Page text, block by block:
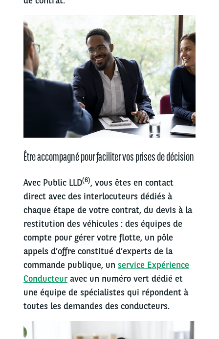
Être accompagné pour faciliter vos prises de décision
Avec Public LLD(6), vous êtes en contact
direct avec des interlocuteurs dédiés à
chaque étape de votre contrat, du devis à la
restitution des véhicules : des équipes de
compte pour gérer votre flotte, un pôle
appels d’offre constitué d’experts de la
commande publique, un service Expérience
Conducteuravec un numéro vert dédié et
une équipe de spécialistes qui répondent à
toutes les demandes des conducteurs.